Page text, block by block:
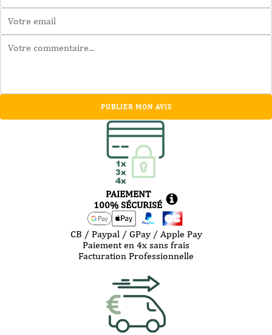
PUBLIER MON AVIS
PAIEMENT
100% SÉCURISÉ
CB / Paypal / GPay / Apple Pay
Paiement en 4x sans frais
Facturation Professionnelle